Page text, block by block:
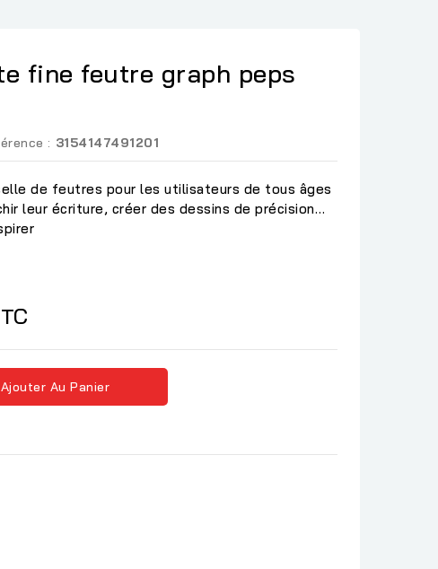
fine feutre graph peps
: 3154147491201
de feutres pour les utilisateurs de tous âges
leur écriture, créer des dessins de précision…
Ajouter Au Panier